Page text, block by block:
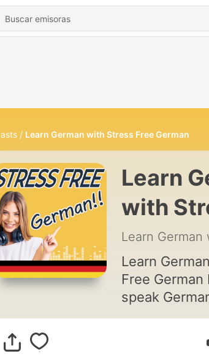
Learn German with Stress Free German
Learn
with
German
Learn
Free
speak
easily with
learning
Contextual